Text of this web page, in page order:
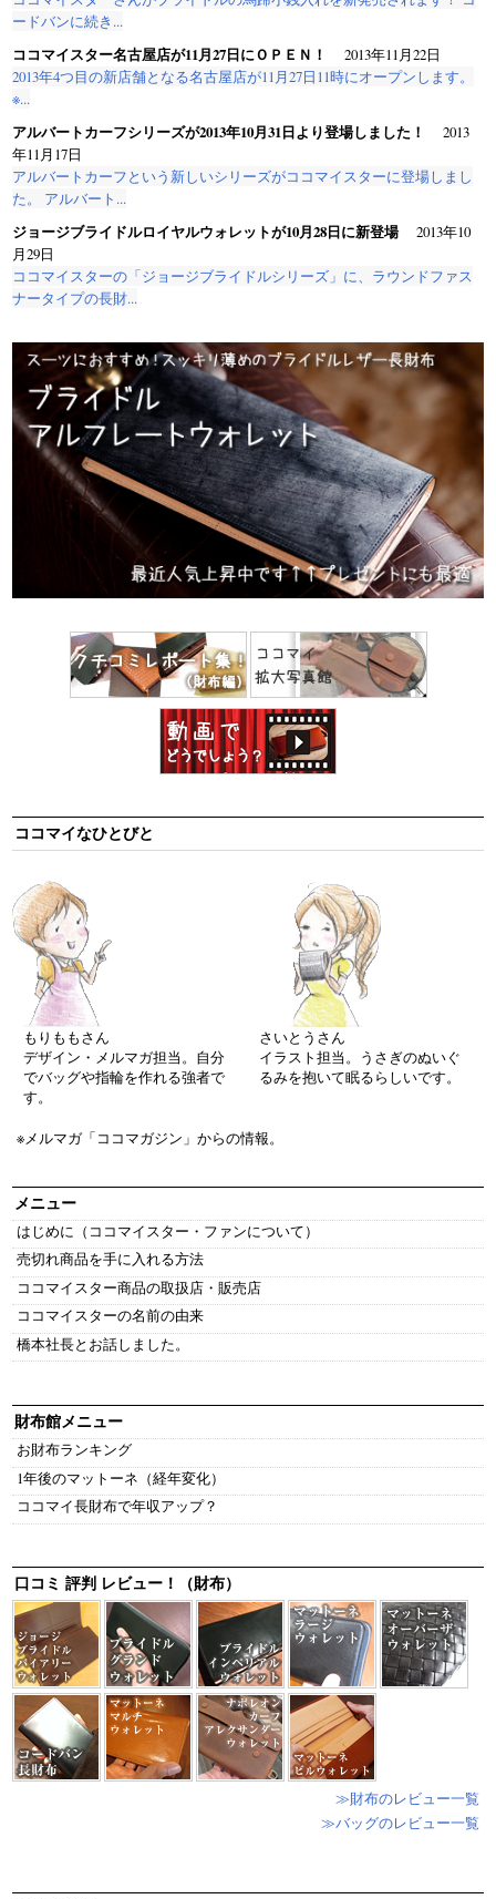
ードバンに続き...
ココマイスター名古屋店が11月27日にＯＰＥＮ！
2013年11月22日
2013年4つ目の新店舗となる名古屋店が11月27日11時にオープンします。
※...
アルバートカーフシリーズが2013年10月31日より登場しました！
2013
年11月17日
アルバートカーフという新しいシリーズがココマイスターに登場しまし
た。 アルバート...
ジョージブライドルロイヤルウォレットが10月28日に新登場2013年10
月29日
ココマイスターの「ジョージブライドルシリーズ」に、ラウンドファス
ナータイプの長財...
ココマイなひとびと
もりももさん
デザイン・メルマガ担当。自分
でバッグや指輪を作れる強者で
す。
さいとうさん
イラスト担当。うさぎのぬいぐ
るみを抱いて眠るらしいです。
※メルマガ「ココマガジン」からの情報。
メニュー
はじめに（ココマイスター・ファンについて）
売切れ商品を手に入れる方法
ココマイスター商品の取扱店・販売店
ココマイスターの名前の由来
橋本社長とお話しました。
財布館メニュー
お財布ランキング
1年後のマットーネ（経年変化）
ココマイ長財布で年収アップ？
口コミ 評判 レビュー！（財布）
≫財布のレビュー一覧
≫バッグのレビュー一覧